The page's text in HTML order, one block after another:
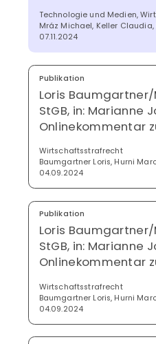
Technologie und Medien,
Mráz Michael, Keller
07.11.2024
Publikation
Loris
StGB, in: Marianne
Onlinekommentar
Wirtschaftsstrafrecht
Baumgartner Loris, Hurni
04.09.2024
Publikation
Loris
StGB, in: Marianne
Onlinekommentar
Wirtschaftsstrafrecht
Baumgartner Loris, Hurni
04.09.2024